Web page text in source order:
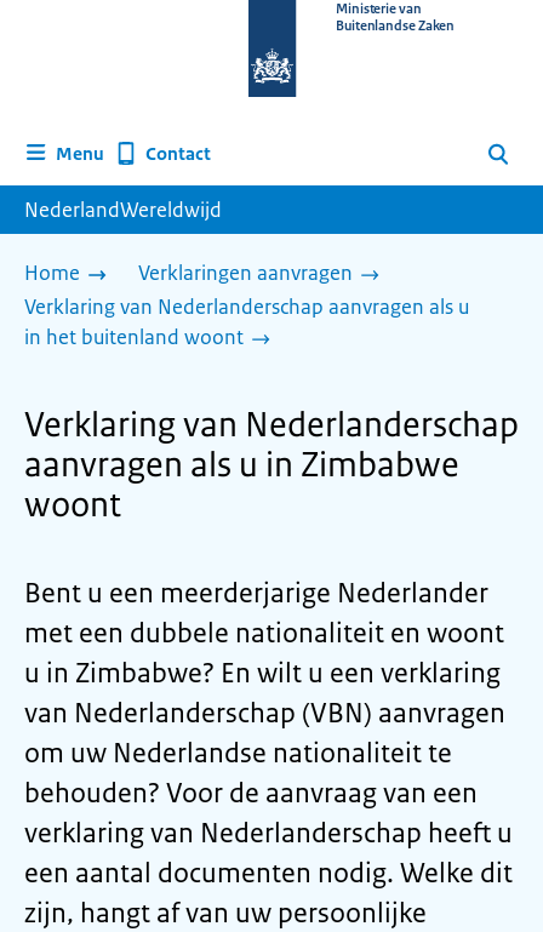
homepage
Ministerie van
Buitenlandse Zaken
Menu Contact Zoeken
NederlandWereldwijd
Home
Verklaringen aanvragen
Verklaring van Nederlanderschap aanvragen als u
in het buitenland woont
Verklaring van Nederlanderschap
aanvragen als u in Zimbabwe
woont
Bent u een meerderjarige Nederlander
met een dubbele nationaliteit en woont
u in Zimbabwe? En wilt u een verklaring
van Nederlanderschap (VBN) aanvragen
om uw Nederlandse nationaliteit te
behouden? Voor de aanvraag van een
verklaring van Nederlanderschap heeft u
een aantal documenten nodig. Welke dit
zijn, hangt af van uw persoonlijke